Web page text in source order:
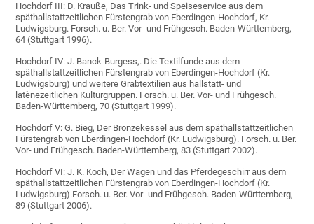
Hochdorf III: D. Krauße, Das Trink- und Speiseservice aus dem
späthallstattzeitlichen Fürstengrab von Eberdingen-Hochdorf, Kr.
Ludwigsburg. Forsch. u. Ber. Vor- und Frühgesch. Baden-Württemberg,
64 (Stuttgart 1996).
Hochdorf IV: J. Banck-Burgess,. Die Textilfunde aus dem
späthallstattzeitlichen Fürstengrab von Eberdingen-Hochdorf (Kr.
Ludwigsburg) und weitere Grabtextilien aus hallstatt- und
latènezeitlichen Kulturgruppen. Forsch. u. Ber. Vor- und Frühgesch.
Baden-Württemberg, 70 (Stuttgart 1999).
Hochdorf V: G. Bieg, Der Bronzekessel aus dem späthallstattzeitlichen
Fürstengrab von Eberdingen-Hochdorf (Kr. Ludwigsburg). Forsch. u. Ber.
Vor- und Frühgesch. Baden-Württemberg, 83 (Stuttgart 2002).
Hochdorf VI: J. K. Koch, Der Wagen und das Pferdegeschirr aus dem
späthallstattzeitlichen Fürstengrab von Eberdingen-Hochdorf (Kr.
Ludwigsburg).Forsch. u. Ber. Vor- und Frühgesch. Baden-Württemberg,
89 (Stuttgart 2006).